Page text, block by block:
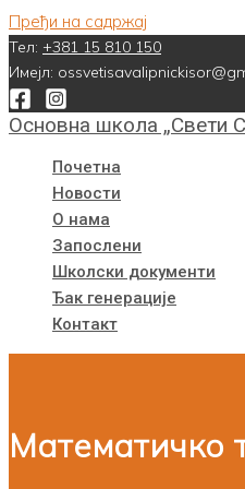
Пређи на садржај
Тел: +381 15 810 150
Имејл:
Основна школа „Свети
Почетна
Новости
О нама
Запослени
Школски документи
Ђак генерације
Контакт
Математичко